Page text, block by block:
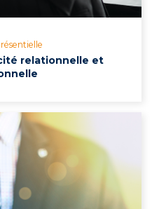
relationnelle et